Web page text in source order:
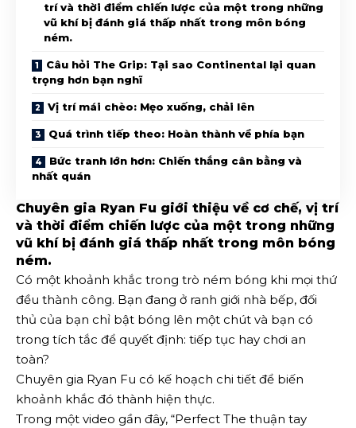
trí và thời điểm chiến lược của một trong những
vũ khí bị đánh giá thấp nhất trong môn bóng
ném.
Câu hỏi The Grip: Tại sao Continental lại quan
trọng hơn bạn nghĩ
Vị trí mái chèo: Mẹo xuống, chải lên
Quá trình tiếp theo: Hoàn thành về phía bạn
Bức tranh lớn hơn: Chiến thắng cân bằng và
nhất quán
Chuyên gia Ryan Fu giới thiệu về cơ chế, vị trí
và thời điểm chiến lược của một trong những
vũ khí bị đánh giá thấp nhất trong môn bóng
ném.
Có một khoảnh khắc trong trò ném bóng khi mọi thứ
đều thành công. Bạn đang ở ranh giới nhà bếp, đối
thủ của bạn chỉ bật bóng lên một chút và bạn có
trong tích tắc để quyết định: tiếp tục hay chơi an
toàn?
Chuyên gia Ryan Fu có kế hoạch chi tiết để biến
khoảnh khắc đó thành hiện thực.
Trong một video gần đây, “Perfect The thuận tay